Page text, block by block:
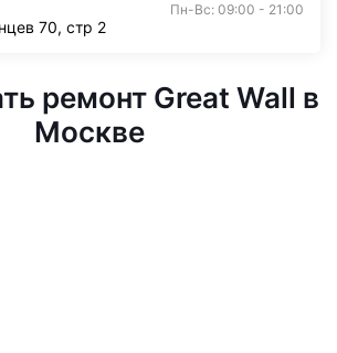
Пн-Вс: 09:00 - 21:00
70, стр 2
ремонт Great Wall в
Москве